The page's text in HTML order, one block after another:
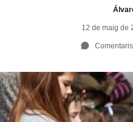
12 de maig de
Comentaris